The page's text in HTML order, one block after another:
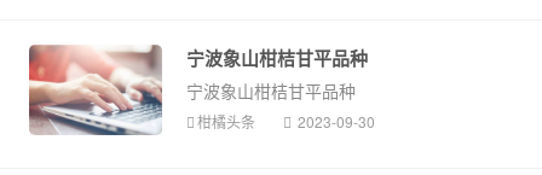
宁波象山柑桔甘平品种
宁波象山柑桔甘平品种
柑橘头条 2023-09-30